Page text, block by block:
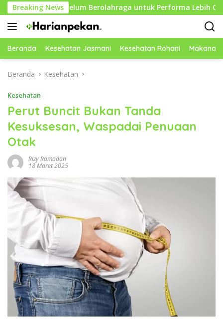
Langsung
ke
konten
Breaking News
Sebelum Berolahraga untuk Performa Lebih Optimal
Beranda Kesehatan Jasmani Kesehatan Rohani Makanan
Beranda Kesehatan
Kesehatan
Perut Buncit Bukan Tanda
Kesuksesan, Waspadai Penuaan
Otak
Rizy Ramadan
18 Maret 2025